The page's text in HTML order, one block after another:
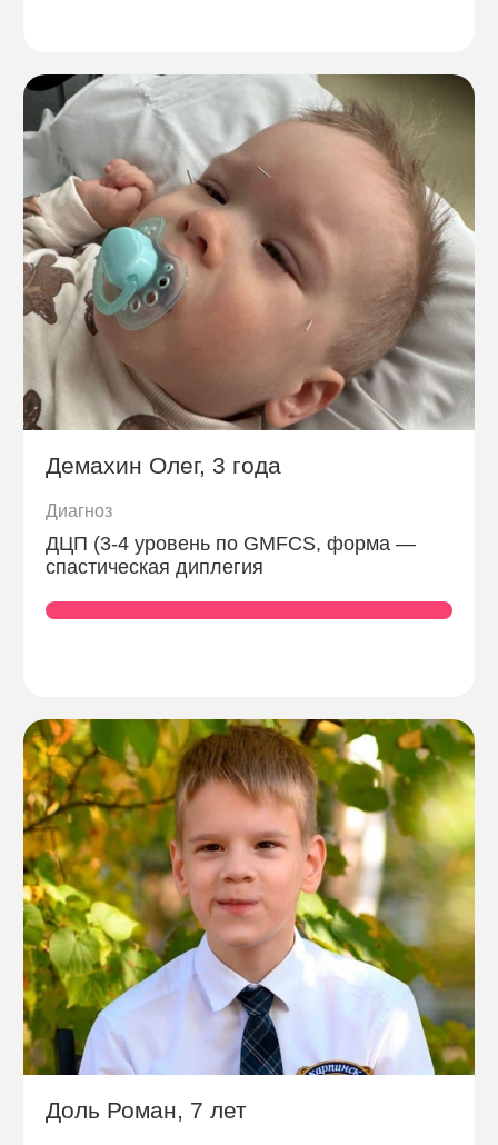
Демахин Олег, 3 года
Диагноз
ДЦП (3-4 уровень по GMFCS, форма —
спастическая диплегия
Доль Роман, 7 лет